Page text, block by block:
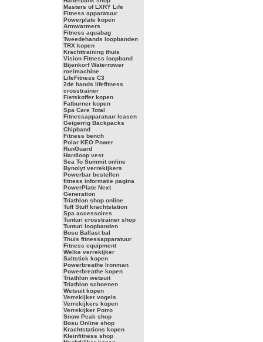
Masters of LXRY Life
Fitness apparatuur
Powerplate kopen
Armwarmers
Fitness aquabag
Tweedehands loopbanden
TRX kopen
Krachttraining thuis
Vision Fitness loopband
Bijenkorf Waterrower
roeimachine
LifeFitness C3
2de hands lifefitness
crosstrainer
Fietskoffer kopen
Fatburner kopen
Spa Care Total
Fitnessapparatuur leasen
Geigerrig Backpacks
Chipband
Fitness bench
Polar KEO Power
RunGuard
Hardloop vest
Sea To Summit online
Bynolyt verrekijkers
Powerbar bestellen
fitness informatie pagina
PowerPlate Next
Generation
Triathlon shop online
Tuff Stuff krachtstation
Spa accessoires
Tunturi crosstrainer shop
Tunturi loopbanden
Bosu Ballast bal
Thuis fitnessapparatuur
Fitness equipment
Welke verrekijker
Saltstick kopen
Powerbreathe Ironman
Powerbreathe kopen
Triathlon wetsuit
Triathlon schoenen
Wetsuit kopen
Verrekijker vogels
Verrekijkers kopen
Verrekijker Porro
Snow Peak shop
Bosu Online shop
Krachtstations kopen
Kleinfitness shop